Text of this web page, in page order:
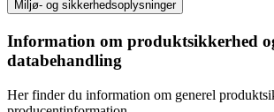
Miljø- og sikkerhedsoplysninger
Information om produktsikkerhed
databehandling
Her finder du information om generel